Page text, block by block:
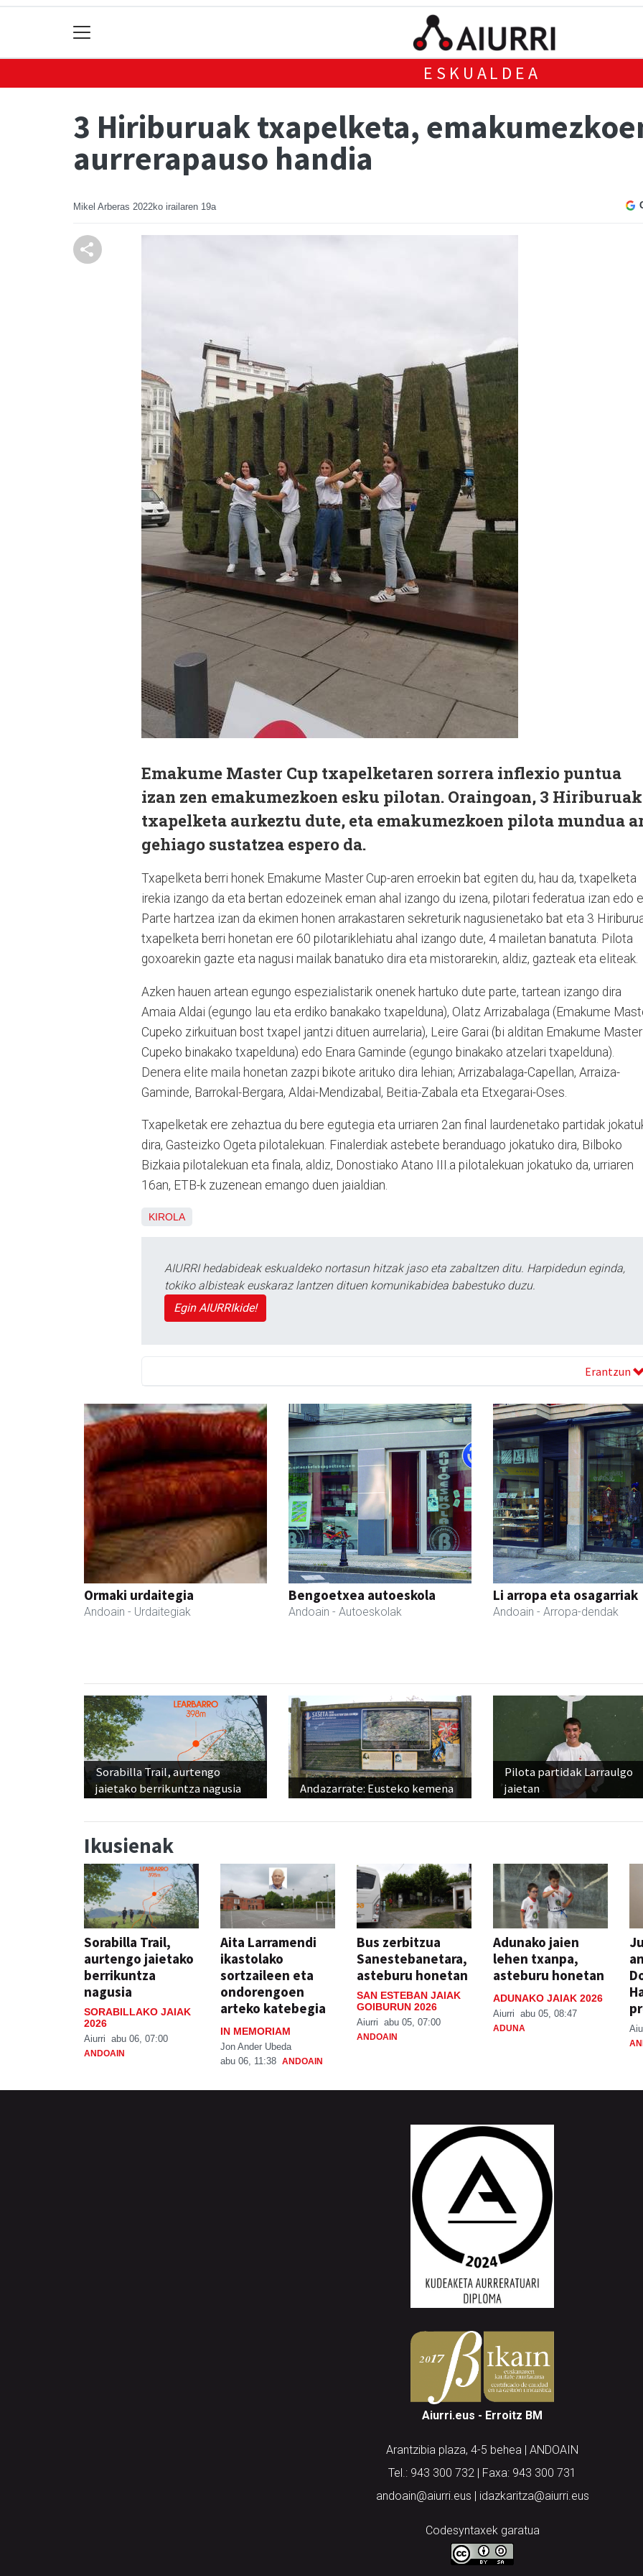
ESKUALDEA
3 Hiriburuak txapelketa,
aurrerapauso handia
Mikel Arberas 2022ko irailaren 19a
Emakume Master Cup txapelketaren sorrera inflexio puntua
izan zen emakumezkoen esku pilotan. Oraingoan, 3 Hiriburuak
txapelketa aurkeztu dute, eta emakumezkoen pilota mundua
gehiago sustatzea espero da.
Txapelketa berri honek Emakume Master Cup-aren erroekin bat egiten du, hau da, txapelketa
irekia izango da eta bertan edozeinek eman ahal izango du izena, pilotari federatua izan edo
Parte hartzea izan da ekimen honen arrakastaren sekreturik nagusienetako bat eta 3
txapelketa berri honetan ere 60 pilotariklehiatu ahal izango dute, 4 mailetan banatuta. Pilota
goxoarekin gazte eta nagusi mailak banatuko dira eta mistorarekin, aldiz, gazteak eta eliteak.
Azken hauen artean egungo espezialistarik onenek hartuko dute parte, tartean izango dira
Amaia Aldai (egungo lau eta erdiko banakako txapelduna), Olatz Arrizabalaga (Emakume
Cupeko zirkuituan bost txapel jantzi dituen aurrelaria), Leire Garai (bi alditan Emakume Master
Cupeko binakako txapelduna) edo Enara Gaminde (egungo binakako atzelari txapelduna).
Denera elite maila honetan zazpi bikote arituko dira lehian; Arrizabalaga-Capellan, Arraiza-
Gaminde, Barrokal-Bergara, Aldai-Mendizabal, Beitia-Zabala eta Etxegarai-Oses.
Txapelketak ere zehaztua du bere egutegia eta urriaren 2an final laurdenetako partidak
dira, Gasteizko Ogeta pilotalekuan. Finalerdiak astebete beranduago jokatuko dira, Bilboko
Bizkaia pilotalekuan eta finala, aldiz, Donostiako Atano III.a pilotalekuan jokatuko da, urriaren
16an, ETB-k zuzenean emango duen jaialdian.
KIROLA
AIURRI hedabideak eskualdeko nortasun hitzak jaso eta zabaltzen ditu. Harpidedun eginda,
tokiko albisteak euskaraz lantzen dituen komunikabidea babestuko duzu.
Egin AIURRIkide!
Erantzun
Ormaki urdaitegia
Andoain - Urdaitegiak
Bengoetxea autoeskola
Andoain - Autoeskolak
Li arropa eta osagarriak
Andoain - Arropa-dendak
Sorabilla Trail, aurtengo
jaietako berrikuntza nagusia
Andazarrate: Eusteko kemena
Pilota partidak Larraulgo
jaietan
Ikusienak
Sorabilla Trail,
aurtengo jaietako
berrikuntza
nagusia
SORABILLAKO JAIAK
2026
Aiurri abu 06, 07:00
ANDOAIN
Aita Larramendi
ikastolako
sortzaileen eta
ondorengoen
arteko katebegia
IN MEMORIAM
Jon Ander Ubeda
abu 06, 11:38 ANDOAIN
Bus zerbitzua
Sanestebanetara,
asteburu honetan
SAN ESTEBAN JAIAK
GOIBURUN 2026
Aiurri abu 05, 07:00
ANDOAIN
Adunako jaien
lehen txanpa,
asteburu honetan
ADUNAKO JAIAK 2026
Aiurri abu 05, 08:47
ADUNA
Aiurri.eus - Erroitz BM
Arantzibia plaza, 4-5 behea | ANDOAIN
Tel.: 943 300 732 | Faxa: 943 300 731
andoain@aiurri.eus | idazkaritza@aiurri.eus
Codesyntaxek garatua